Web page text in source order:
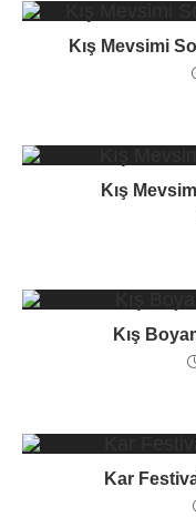
Kış Mevsimi
Kış
Kış
Kar